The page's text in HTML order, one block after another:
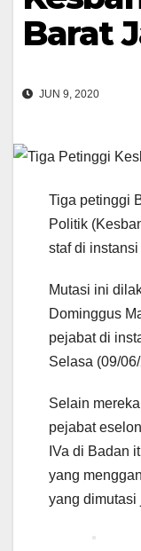
Barat
JUN 9, 2020
Tiga petinggi
Politik
staf di instansi
Mutasi ini
Dominggus
pejabat di
Selasa (09/
Selain
pejabat
IVa di Badan
yang
yang dimutasi